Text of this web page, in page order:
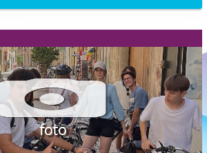
foto